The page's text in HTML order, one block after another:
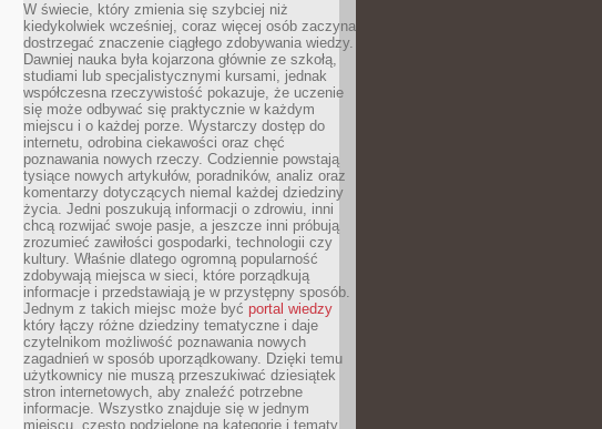
W świecie, który zmienia się szybciej niż
kiedykolwiek wcześniej, coraz więcej osób zaczyna
dostrzegać znaczenie ciągłego zdobywania wiedzy.
Dawniej nauka była kojarzona głównie ze szkołą,
studiami lub specjalistycznymi kursami, jednak
współczesna rzeczywistość pokazuje, że uczenie
się może odbywać się praktycznie w każdym
miejscu i o każdej porze. Wystarczy dostęp do
internetu, odrobina ciekawości oraz chęć
poznawania nowych rzeczy. Codziennie powstają
tysiące nowych artykułów, poradników, analiz oraz
komentarzy dotyczących niemal każdej dziedziny
życia. Jedni poszukują informacji o zdrowiu, inni
chcą rozwijać swoje pasje, a jeszcze inni próbują
zrozumieć zawiłości gospodarki, technologii czy
kultury. Właśnie dlatego ogromną popularność
zdobywają miejsca w sieci, które porządkują
informacje i przedstawiają je w przystępny sposób.
Jednym z takich miejsc może być portal wiedzy
który łączy różne dziedziny tematyczne i daje
czytelnikom możliwość poznawania nowych
zagadnień w sposób uporządkowany. Dzięki temu
użytkownicy nie muszą przeszukiwać dziesiątek
stron internetowych, aby znaleźć potrzebne
informacje. Wszystko znajduje się w jednym
miejscu, często podzielone na kategorie i tematy,